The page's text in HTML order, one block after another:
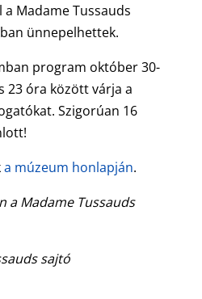
Madame Tussauds
ünnepelhettek.
program október 30-
23 óra között várja a
Szigorúan 16
a múzeum honlapján.
a Madame Tussauds
sajtó